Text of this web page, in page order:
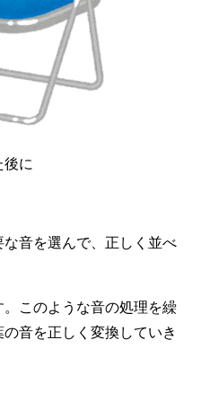
後に
音を選んで、正しく並べ
このような音の処理を繰
音を正しく変換していき